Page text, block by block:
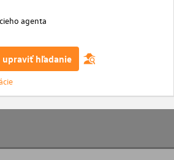
agenta
upraviť hľadanie